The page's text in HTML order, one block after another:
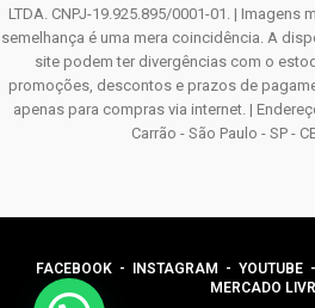
LTDA. CNPJ-19.925.895/0001-01. | Imagens
semelhança é uma mera coincidência. A
site podem ter divergências com o
promoções, descontos e prazos de
apenas para compras via internet. |
Carrão - São Paulo - SP -
FACEBOOK - INSTAGRAM - YOUTUBE -
MERCADO